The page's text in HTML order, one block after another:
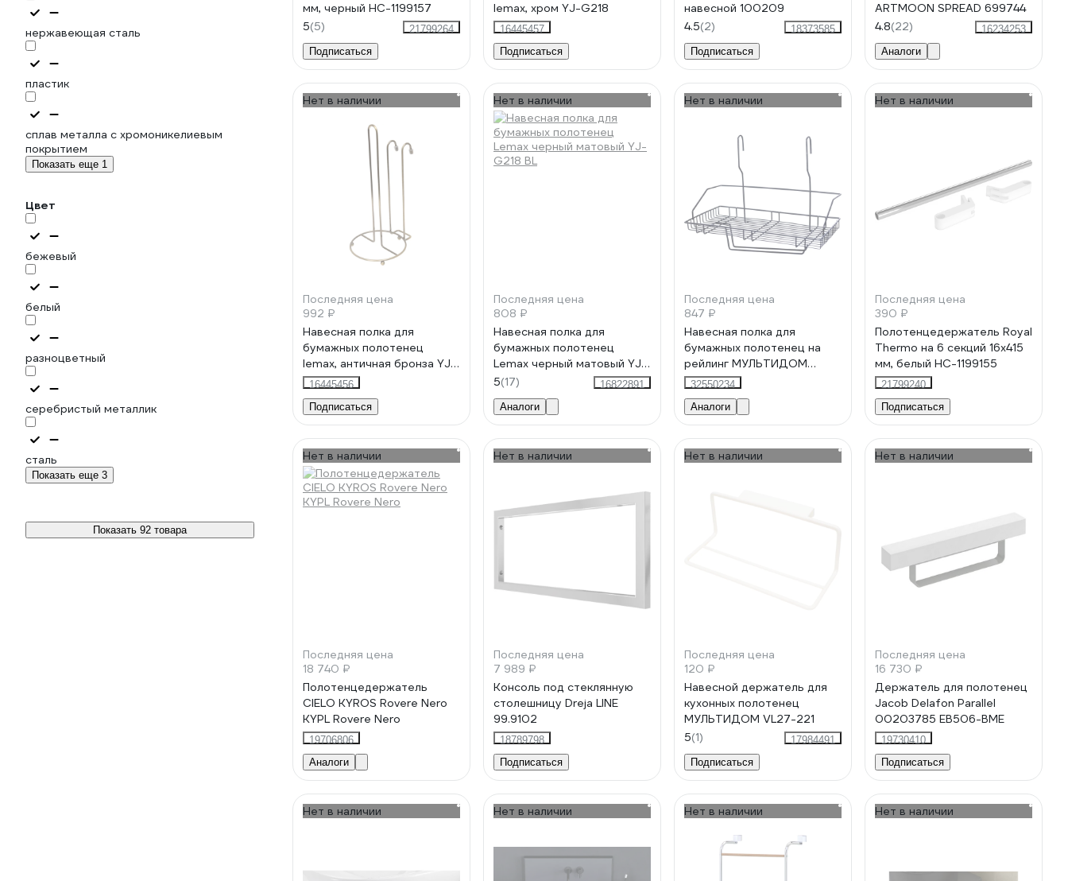
нержавеющая сталь
пластик
сплав металла с хромоникелиевым
покрытием
Показать еще 1
Цвет
бежевый
белый
разноцветный
серебристый металлик
сталь
Показать еще 3
Показать 92 товара
мм, черный НС-1199157
5(5)
21799264
Подписаться
lemax, хром YJ-G218
16445457
Подписаться
навесной 100209
4.5(2)
18373585
Подписаться
ARTMOON SPREAD 699744
4.8(22)
16234253
Аналоги
Нет в наличии
Последняя цена
992 ₽
Навесная полка для
бумажных полотенец
lemax, античная бронза YJ-
G218 AB
16445456
Подписаться
Нет в наличии
Последняя цена
808 ₽
Навесная полка для
бумажных полотенец
Lemax черный матовый YJ-
G218 BL
5(17)
16822891
Аналоги
Нет в наличии
Последняя цена
847 ₽
Навесная полка для
бумажных полотенец на
рейлинг МУЛЬТИДОМ
"Лофт" 37.5x19x31 см DA52-
171
32550234
Аналоги
Нет в наличии
Последняя цена
390 ₽
Полотенцедержатель Royal
Thermo на 6 секций 16x415
мм, белый НС-1199155
21799240
Подписаться
Нет в наличии
Последняя цена
18 740 ₽
Полотенцедержатель
CIELO KYROS Rovere Nero
KYPL Rovere Nero
19706806
Аналоги
Нет в наличии
Последняя цена
7 989 ₽
Консоль под стеклянную
столешницу Dreja LINE
99.9102
18789798
Подписаться
Нет в наличии
Последняя цена
120 ₽
Навесной держатель для
кухонных полотенец
МУЛЬТИДОМ VL27-221
5(1)
17984491
Подписаться
Нет в наличии
Последняя цена
16 730 ₽
Держатель для полотенец
Jacob Delafon Parallel
00203785 EB506-BME
19730410
Подписаться
Нет в наличии Нет в наличии Нет в наличии Нет в наличии